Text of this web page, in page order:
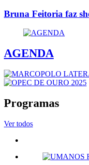
Bruna Feitoria faz
AGENDA
Programas
Ver todos